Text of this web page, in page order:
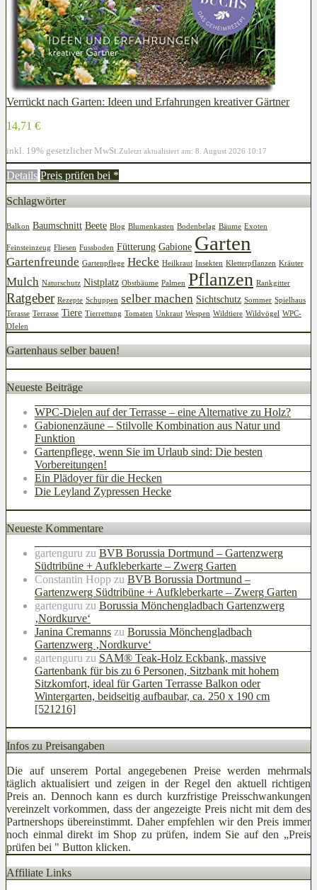
Verrückt nach Garten: Ideen und Erfahrungen kreativer Gärtner
14,71 €
inkl. 19% gesetzlicher MwSt. Zuletzt aktualisiert am: 8. August 2026 10:17
Details Preis prüfen bei *
Schlagwörter
Balkon Baumschnitt Beete Blog Blumenkasten Bodenbelag Bäume Exoten
Feinsteinzeug Fliesen Fussboden Fütterung Gabione Garten
Gartenfreunde Gartenpflege Hecke Heilkraut Insekten Kletterpflanzen Kräuter
Mulch Naturschutz Nistplatz Obstbäume Palmen Pflanzen Rankgitter
Ratgeber Rezepte Schuppen selber machen Sichtschutz Sommer Spielhaus
Terasse Terrasse Tiere Tierrettung Tomaten Unkraut Wespen Wildtiere Wildvögel WPC-
DIelen
Gartenhaus selber bauen!
Neueste Beiträge
WPC-Dielen auf der Terrasse – eine Alternative zu Holz?
Gabionenzäune – Stilvolle Kombination aus Natur und
Funktion
Gartenpflege, wenn Sie im Urlaub sind: Die besten
Vorbereitungen!
Ein Plädoyer für die Hecken
Die Leyland Zypressen Hecke
Neueste Kommentare
gartenguru zu BVB Borussia Dortmund – Gartenzwerg
Südtribüne + Aufkleberkarte – Zwerg Garten
Constantin Hopp zu BVB Borussia Dortmund –
Gartenzwerg Südtribüne + Aufkleberkarte – Zwerg Garten
gartenguru zu Borussia Mönchengladbach Gartenzwerg
‚Nordkurve‘
Janina Cremanns zu Borussia Mönchengladbach
Gartenzwerg ‚Nordkurve‘
gartenguru zu SAM® Teak-Holz Eckbank, massive
Gartenbank für bis zu 6 Personen, Sitzbank mit hohem
Sitzkomfort, ideal für Garten Terrasse Balkon oder
Wintergarten, beidseitig aufbaubar, ca. 250 x 190 cm
[521216]
Infos zu Preisangaben
Die auf unserem Portal angegebenen Preise werden mehrmals
täglich aktualisiert und zeigen in der Regel den aktuell richtigen
Preis an. Dennoch kann es durch kurzfristige Preisschwankungen
vereinzelt vorkommen, dass der angezeigte Preis nicht mit dem des
Partnershops übereinstimmt. Daher empfehlen wir den Preis immer
noch einmal direkt im Shop zu prüfen, indem Sie auf den „Preis
prüfen bei " Button klicken.
Affiliate Links